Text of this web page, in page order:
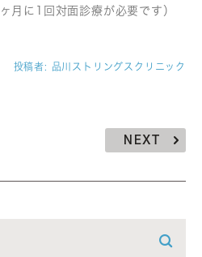
月に1回対面診療が必要です）
投稿者: 品川ストリングスクリニック
NEXT